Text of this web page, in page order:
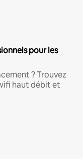
pour les
? Trouvez
haut débit et